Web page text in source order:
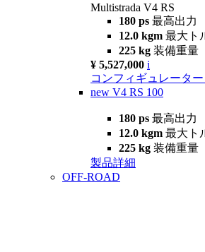
Multistrada V4 RS
180 ps 最高出力
12.0 kgm 最大ト
225 kg 装備重量
¥ 5,527,000 i
コンフィギュレーター
new V4 RS 100
180 ps 最高出力
12.0 kgm 最大ト
225 kg 装備重量
製品詳細
OFF-ROAD